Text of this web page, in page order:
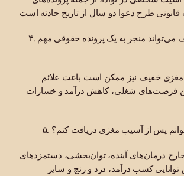
۴. آیا ضربه مغزی خفیف می‌تواند منجر به یک پرونده حقوقی مهم
خفیف نیز ممکن است باعث علائم
فرصت‌های شغلی، کاهش درآمد و خسارات
پس از آسیب مغزی دریافت کنم؟
درمان‌های آینده، توان‌بخشی، دستمزدهای
کسب درآمد، درد و رنج و سایر